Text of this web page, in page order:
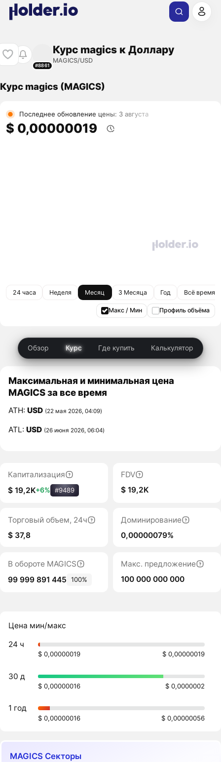
#8861
Курс magics к Доллару
MAGICS/USD
Курс magics (MAGICS)
Последнее обновление цены: 3 августа
$ 0,00000019
24 часа Неделя Месяц 3 Месяца Год Всё время
Макс / Мин Профиль объёма
Обзор Курс Где купить Калькулятор
Максимальная и минимальная цена
MAGICS за все время
ATH:USD (22 мая 2026, 04:09)
ATL:USD (26 июня 2026, 06:04)
Капитализация
$ 19,2K+6% #9489
FDV
$ 19,2K
Торговый объем, 24ч
$ 37,8
Доминирование
0,00000079%
В обороте MAGICS
99 999 891 445
100%
Макс. предложение
100 000 000 000
Цена мин/макс
24 ч
$ 0,00000019 $ 0,00000019
30 д
$ 0,00000016 $ 0,0000002
1 год
$ 0,00000016 $ 0,00000056
MAGICS Секторы